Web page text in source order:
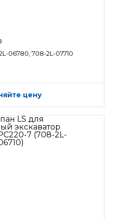
06780, 708-2L-07710
цену